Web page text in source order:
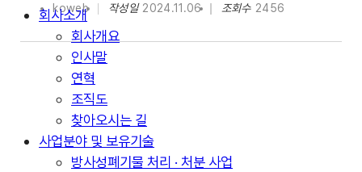
회사소개
회사개요
인사말
연혁
조직도
찾아오시는 길
사업분야 및 보유기술
방사성폐기물 처리 · 처분 사업
koweb 작성일 2024.11.06 조회수 2456